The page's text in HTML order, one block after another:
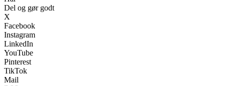
Del og gør godt
X
Facebook
Instagram
LinkedIn
YouTube
Pinterest
TikTok
Mail